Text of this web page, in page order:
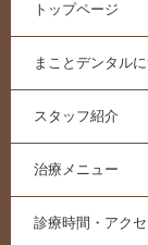
トップページ
まことデンタル
スタッフ紹介
治療メニュー
診療時間・アク